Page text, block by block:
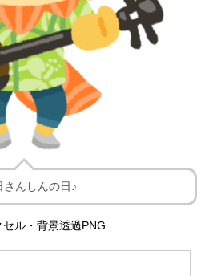
んしんの日♪
ル・背景透過PNG